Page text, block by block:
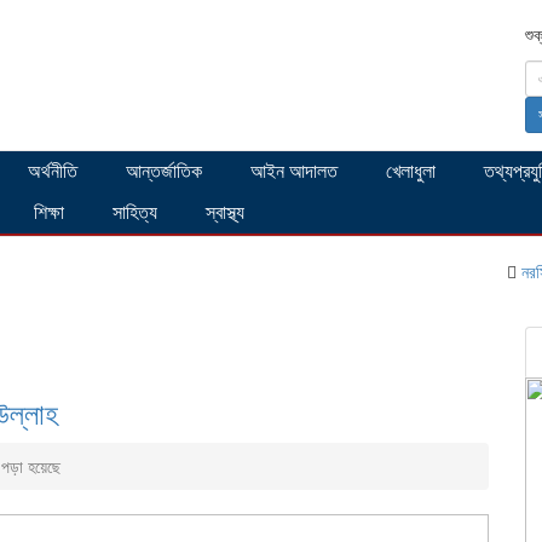
অর্থনীতি আন্তর্জাতিক আইন আদালত খেলাধুলা
শিক্ষা
সাহিত্য স্বাস্থ্য
হয়েছে